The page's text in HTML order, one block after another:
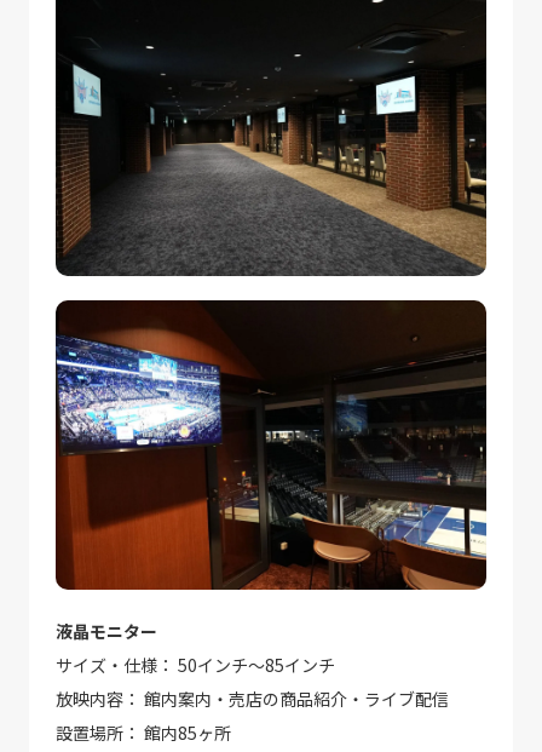
液晶モニター
サイズ・仕様： 50インチ〜85インチ
放映内容： 館内案内・売店の商品紹介・ライブ配信
設置場所： 館内85ヶ所